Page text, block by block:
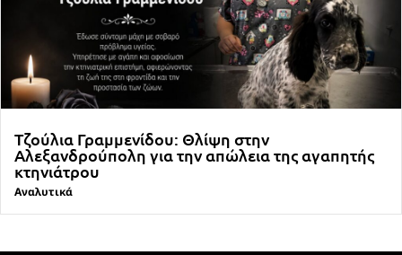
Τζούλια Γραμμενίδου: Θλίψη στην
Αλεξανδρούπολη για την απώλεια της αγαπητής
κτηνιάτρου
Αναλυτικά